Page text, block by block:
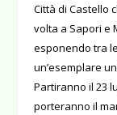
Città di Castello
volta a Sapori e
esponendo tra
un’esemplare
Partiranno il 23
porteranno il